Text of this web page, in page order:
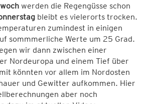
werden die Regengüsse schon
bleibt es vielerorts trocken.
zumindest in einigen
sommmerliche Werte um 25 Grad.
wir dann zwischen einer
Nordeuropa und einem Tief über
könnten vor allem im Nordosten
und Gewitter aufkommen. Hier
aber noch